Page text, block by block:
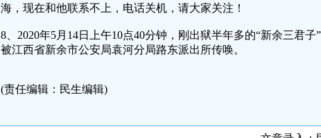
海，现在和他联系不上，电话关机，请大家关注！
8、2020年5月14日上午10点40分钟，刚出狱半年多的“新余三君子
被江西省新余市公安局袁河分局路东派出所传唤。
(责任编辑：民生编辑)